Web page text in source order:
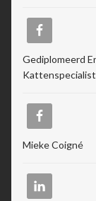
Gediplomeerd
Kattenspecialist
Mieke Coigné